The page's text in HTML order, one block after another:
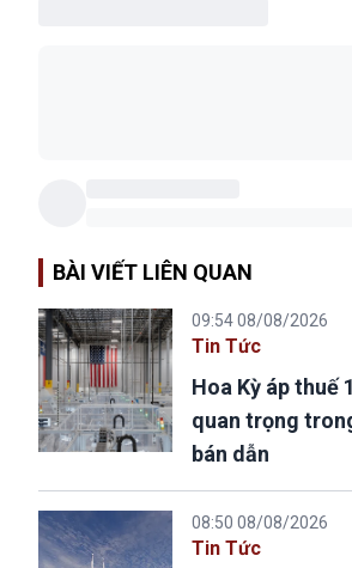
BÀI VIẾT LIÊN QUAN
09:54 08/08/2026
Tin Tức
Hoa Kỳ áp thuế
quan trọng
bán dẫn
08:50 08/08/2026
Tin Tức